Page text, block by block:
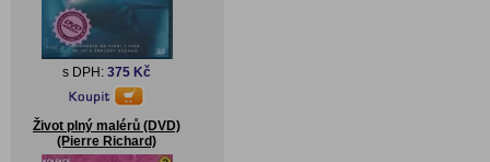
s DPH: 375 Kč
Život plný malérů (DVD)
(Pierre Richard)